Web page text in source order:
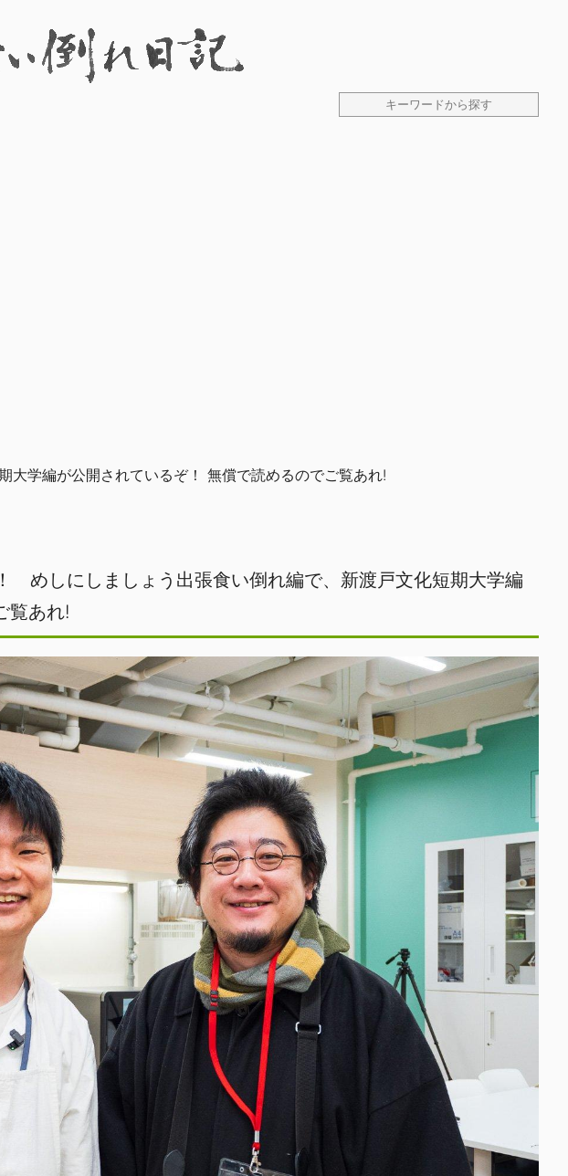
学編が公開されているぞ！ 無償で読めるのでご覧あれ!
めしにしましょう出張食い倒れ編で、新渡戸文化短期大学編
覧あれ!